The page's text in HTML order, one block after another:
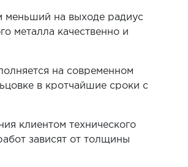
меньший на выходе радиус
металла качественно и
на современном
в кротчайшие сроки с
клиентом технического
зависят от толщины